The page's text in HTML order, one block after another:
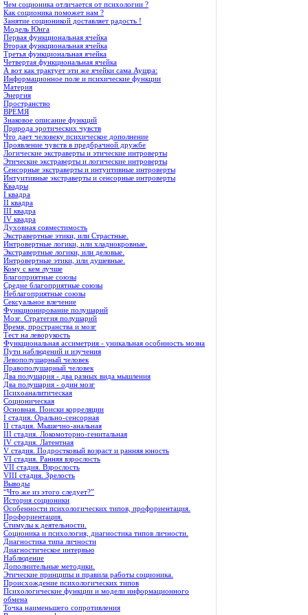
Чем соционика отличается от психологии ?
Как соционика поможет нам ?
Занятие соционикой доставляет радость !
Модель Юнга
Первая функциональная ячейка
Вторая функциональная ячейка
Третья функциональная ячейка
Четвертая функциональная ячейка
А вот как трактует эти же ячейки сама Аушра:
Информационное поле и психические функции
Материя
Энергия
Пространство
ВРЕМЯ
Знаковое описание функций
Природа эротических чувств
Что дает человеку психическое дополнение
Проявление чувств в предбрачной дружбе
Логические экстраверты и этические интроверты
Этические экстраверты и логические интроверты
Сенсорные экстраверты и интуитивные интроверты
Интуитивные экстраверты и сенсорные интроверты
Квадры
I квадра
II квадра
III квадра
IV квадра
Духовная совместимость
Экстравертные этики, или Страстные.
Интровертные логики, или хладнокровные.
Экстравертные логики, или деловые.
Интровертные этики, или душевные.
Кому с кем лучше
Благоприятные союзы
Средне благоприятные союзы
Неблагоприятные союзы
Сексуальное влечение
Функционирование полушарий
Мозг. Стратегия полушарий
Время, пространства и мозг
Тест на леворукость
Функциональная ассиметрия - уникальная особнность мозна
Пути наблюдений и изучения
Левополушарный человек
Правополушарный человек
Два полушария - два разных вида мышления
Два полушария - один мозг
Психоаналитическая
Соционическая
Основная. Поиски корреляции
I стадия. Орально-сенсорная
II стадия. Мышечно-анальная
III стадия. Локомоторно-генитальная
IV стадия. Латентная
V стадия. Подростковый возраст и ранняя юность
VI стадия. Ранняя взрослость
VII стадия. Взрослость
VIII стадия. Зрелость
Выводы
“Что же из этого следует?”
История соционики
Особенности психологических типов, профориентация.
Профориентация.
Стимулы к деятельности.
Соционика и психология, диагностика типов личности.
Диагностика типа личности
Диагностическое интервью
Наблюдение
Дополнительные методики.
Этические принципы и правила работы соционика.
Происхождение психологических типов
Психологические функции и модели информационного
обмена
Точка наименьшего сопротивления